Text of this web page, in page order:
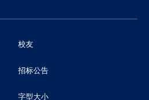
校友
招标公告
字型大小